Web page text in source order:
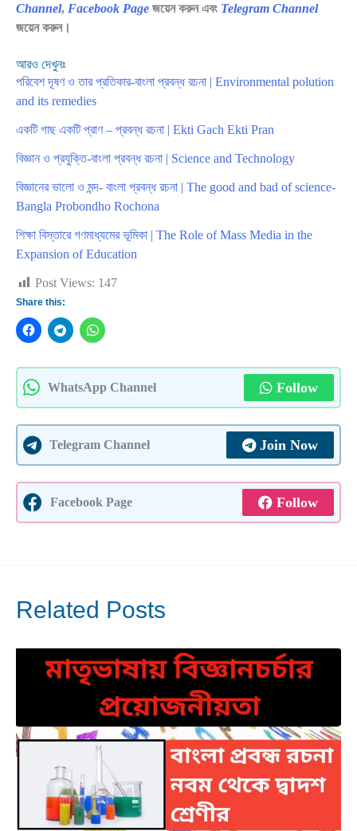
Channel, Facebook Page জয়েন করুন এবং Telegram Channel
জয়েন করুন।
আরও দেখুনঃ
পরিবেশ দূষণ ও তার প্রতিকার-বাংলা প্রবন্ধ রচনা | Environmental polution
and its remedies
একটি গাছ একটি প্রাণ – প্রবন্ধ রচনা | Ekti Gach Ekti Pran
বিজ্ঞান ও প্রযুক্তি-বাংলা প্রবন্ধ রচনা | Science and Technology
বিজ্ঞানের ভালো ও মন্দ- বাংলা প্রবন্ধ রচনা | The good and bad of science-
Bangla Probondho Rochona
শিক্ষা বিস্তারে গণমাধ্যমের ভূমিকা | The Role of Mass Media in the
Expansion of Education
Post Views: 147
Share this:
WhatsApp Channel Follow
Telegram Channel Join Now
Facebook Page Follow
Related Posts
Mar
30